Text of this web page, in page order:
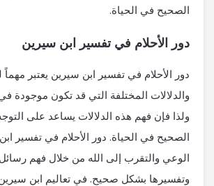
الصحيح في الحياة.
دور الأحلام في تفسير ابن سيرين
دور الأحلام في تفسير ابن سيرين يعتبر
والدلالات المختلفة التي قد تكون موجودة
ولذا فإن فهم هذه الدلالات يساعد على
الصحيح في الحياة. دور الأحلام في تفسير
الوعي والتقرب إلى الله من خلال فهم رسائل
وتفسيرها بشكل صحيح. في تعاليم ابن